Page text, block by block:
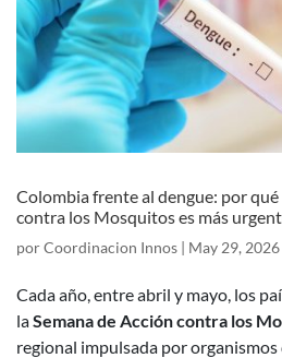
Colombia frente al dengue: por qué
contra los Mosquitos es más
porCoordinacion Innos | May 29, 2026
Cada año, entre abril y mayo, los
laSemana de Acción contra los
regional impulsada por